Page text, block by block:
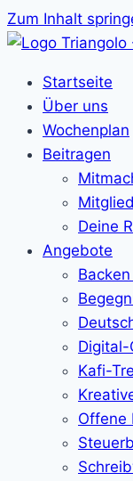
Zum Inhalt
Startseite
Über uns
Wochenplan
Beitragen
Deine
Angebote
Digital-
Kafi-
Offene